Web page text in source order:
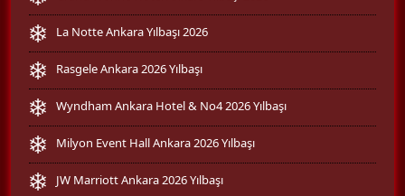
La Notte Ankara Yılbaşı 2026
Rasgele Ankara 2026 Yılbaşı
Wyndham Ankara Hotel & No4 2026 Yılbaşı
Milyon Event Hall Ankara 2026 Yılbaşı
JW Marriott Ankara 2026 Yılbaşı